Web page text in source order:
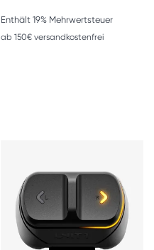
Enthält 19% Mehrwertsteuer
ab 150€ versandkostenfrei